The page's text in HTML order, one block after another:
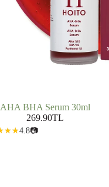
AHA BHA Serum 30ml
269.90TL
4.8📷